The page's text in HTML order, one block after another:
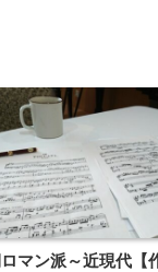
マン派～近現代【